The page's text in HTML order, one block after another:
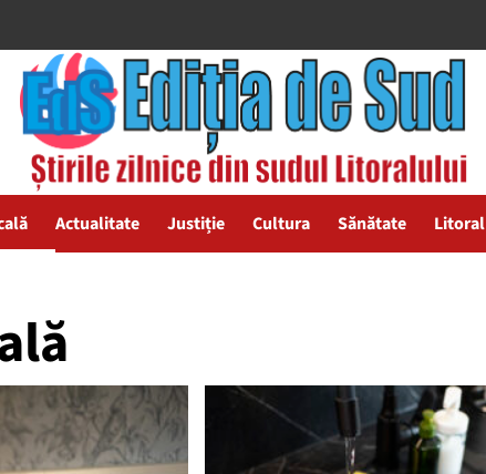
Actualitate Justiție Cultura Sănătate Litoral